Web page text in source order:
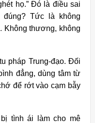
họ.” Ðó là điều sai
Tức là không
Không thương, không
pháp Trung-đạo. Ðối
đẳng, dùng tâm từ
để rớt vào cạm bẫy
tình ái làm cho mê